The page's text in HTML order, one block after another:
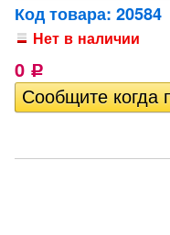
Код товара: 20584
Нет в наличии
0 Р